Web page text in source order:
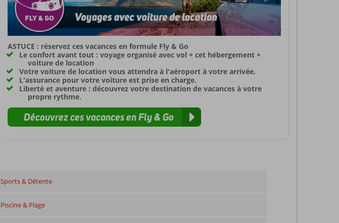
ASTUCE : réservez ces vacances en formule Fly & Go
Le confort avant tout : voyage organisé avec vol + cet hébergement +
voiture de location
Votre voiture de location vous attendra à l'aéroport à votre arrivée.
L'assurance pour votre voiture est prise en charge.
Liberté et aventure : découvrez votre destination de vacances à votre
propre rythme.
Découvrez ces vacances en Fly & Go
Sports & Détente
Piscine & Plage